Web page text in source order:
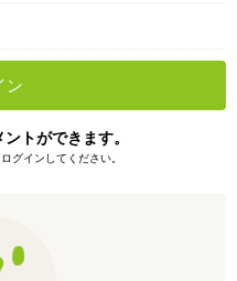
ン
トができます。
グインしてください。